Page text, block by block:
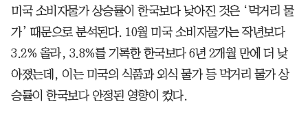
미국 소비자물가 상승률이 한국보다 낮아진 것은 ‘먹거리 물
가’ 때문으로 분석된다. 10월 미국 소비자물가는 작년보다
3.2% 올라, 3.8%를 기록한 한국보다 6년 2개월 만에 더 낮
아졌는데, 이는 미국의 식품과 외식 물가 등 먹거리 물가 상
승률이 한국보다 안정된 영향이 컸다.